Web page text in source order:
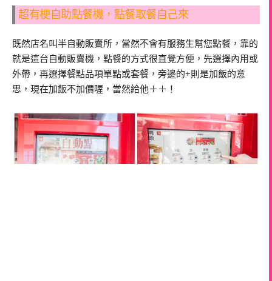
超有梗自助點餐機，點餐取餐自己來
既然店名叫半自動販賣所，當然不會有服務生幫您點餐，靠的
就是這台自動販賣機，點餐的方式很直覺方便，先選擇內用或
外帶，再選擇餐點品項單點或套餐，旁邊的+則是加飯的意
思，現在加飯不加價喔，當然給他＋＋！